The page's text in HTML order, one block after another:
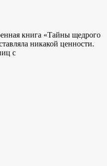
книга «Тайны щедрого
никакой ценности.
с